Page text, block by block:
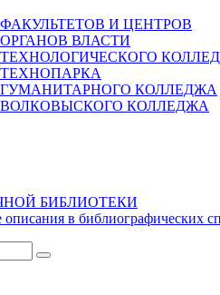
И ЦЕНТРОВ
ВЛАСТИ
КОЛЛЕДЖА
КОЛЛЕДЖА
БИБЛИОТЕКИ
описания в библиографических